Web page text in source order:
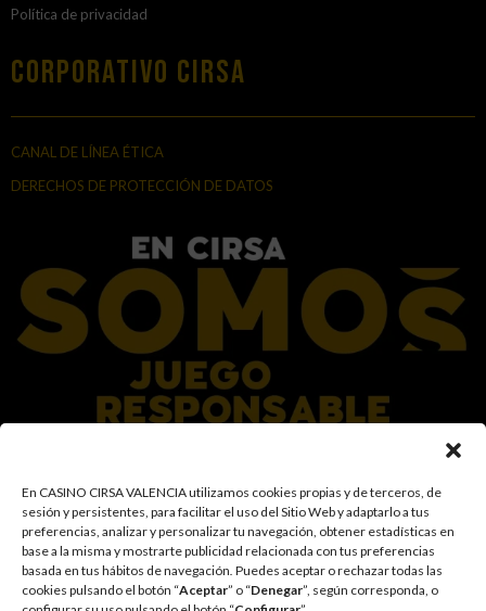
En CASINO CIRSA VALENCIA utilizamos cookies propias y de terceros, de
sesión y persistentes, para facilitar el uso del Sitio Web y adaptarlo a tus
preferencias, analizar y personalizar tu navegación, obtener estadísticas en
base a la misma y mostrarte publicidad relacionada con tus preferencias
basada en tus hábitos de navegación. Puedes aceptar o rechazar todas las
cookies pulsando el botón “Aceptar” o “Denegar”, según corresponda, o
Política de privacidad
Corporativo Cirsa
CANAL DE LÍNEA ÉTICA
DERECHOS DE PROTECCIÓN DE DATOS
En el Grupo CIRSA promovemos una actitud responsable hacia el juego,
garantizando un entorno seguro y transparente para nuestros clientes y
facilitamos medidas e información para que el juego sea siempre diversión y
entretenimiento, sin utilizarse como vía para afrontar problemas económicos
o emocionales. El acceso está prohibido a menores de 18 años y a las
personas con acceso restringido conforme a los registros de prohibición y/o
autoexclusión que resulten aplicables. También trabajamos para reforzar una